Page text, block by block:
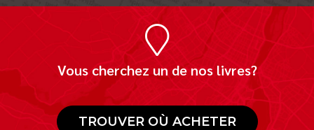
Vous cherchez un de nos livres?
TROUVER OÙ ACHETER